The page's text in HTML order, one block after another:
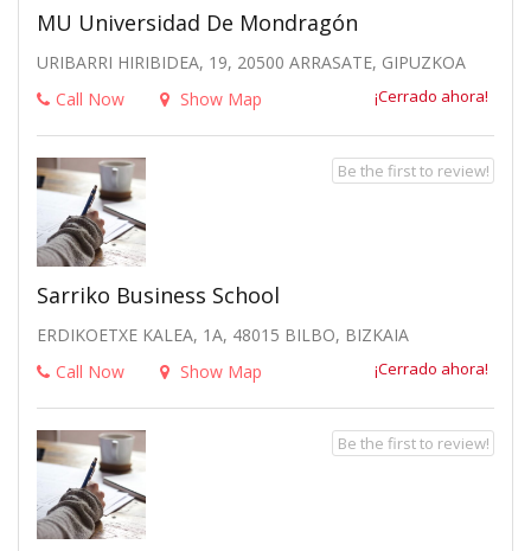
MU Universidad De Mondragón
URIBARRI HIRIBIDEA, 19, 20500 ARRASATE, GIPUZKOA
Call Now
Show Map ¡Cerrado ahora!
Sarriko Business School
ERDIKOETXE KALEA, 1A, 48015 BILBO, BIZKAIA
Call Now
Show Map ¡Cerrado ahora!
Be the first to review!
Be the first to review!